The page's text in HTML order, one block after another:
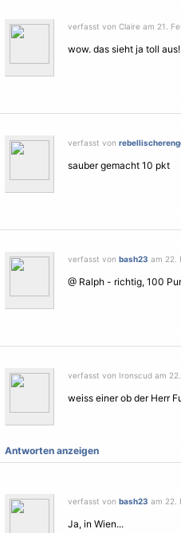
verfasst von Claire am 21.
wow. das sieht ja toll
verfasst von
sauber gemacht 10 pkt
verfasst von bash23 am 22.
@ Ralph - richtig, 100
verfasst von Ironscud am
weiss einer ob der Herr
Antworten anzeigen
verfasst von bash23 am 22.
Ja, in Wien...